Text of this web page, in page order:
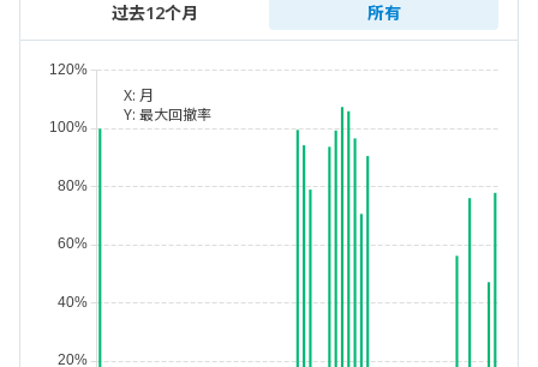
过去12个月 所有
X: 月
Y: 最大回撤率